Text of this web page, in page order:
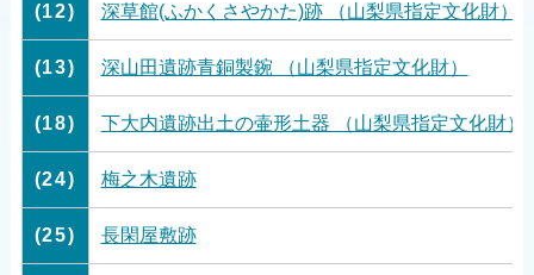
(12) 深草館(ふかくさやかた)跡 （山梨県指定文化財）
(13) 深山田遺跡青銅製鋺 （山梨県指定文化財）
(18) 下大内遺跡出土の壷形土器 （山梨県指定文化財）
(24) 梅之木遺跡
(25) 長閑屋敷跡